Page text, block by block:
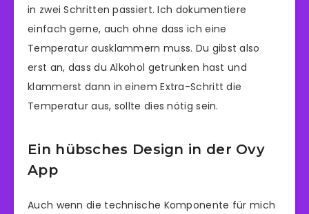
in zwei Schritten passiert. Ich dokumentiere
einfach gerne, auch ohne dass ich eine
Temperatur ausklammern muss. Du gibst also
erst an, dass du Alkohol getrunken hast und
klammerst dann in einem Extra-Schritt die
Temperatur aus, sollte dies nötig sein.
Ein hübsches Design in der Ovy
App
Auch wenn die technische Komponente für mich